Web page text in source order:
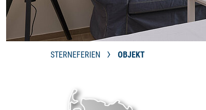
STERNEFERIEN OBJEKT